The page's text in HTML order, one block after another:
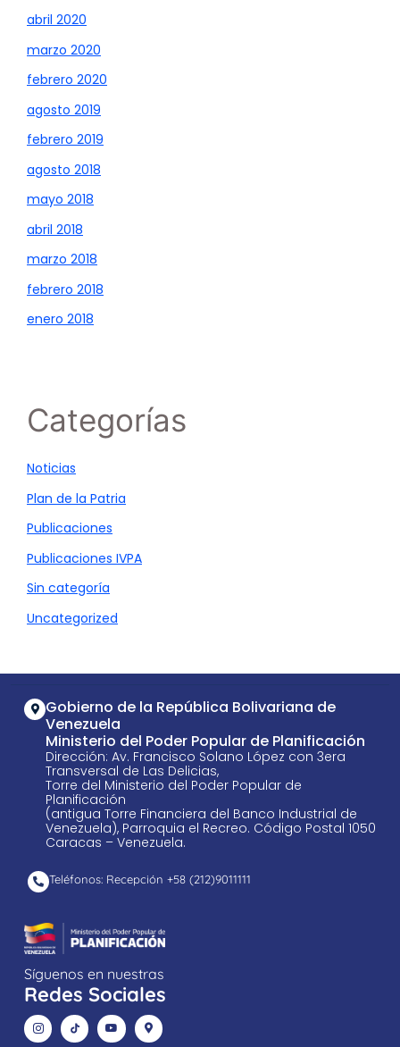
abril 2020
marzo 2020
febrero 2020
agosto 2019
febrero 2019
agosto 2018
mayo 2018
abril 2018
marzo 2018
febrero 2018
enero 2018
Categorías
Noticias
Plan de la Patria
Publicaciones
Publicaciones IVPA
Sin categoría
Uncategorized
Gobierno de la República Bolivariana de
Venezuela
Ministerio del Poder Popular de Planificación
Dirección: Av. Francisco Solano López con 3era
Transversal de Las Delicias,
Torre del Ministerio del Poder Popular de
Planificación
(antigua Torre Financiera del Banco Industrial de
Venezuela), Parroquia el Recreo. Código Postal 1050
Caracas – Venezuela.
Teléfonos: Recepción +58 ​(212)9011111
Síguenos en nuestras
Redes Sociales